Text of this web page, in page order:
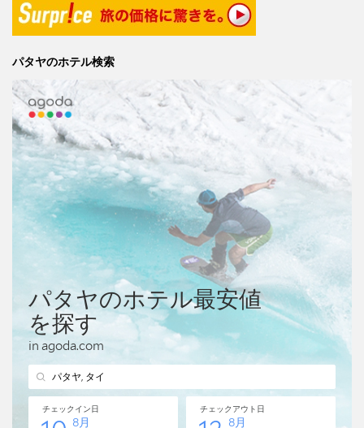
パタヤのホテル検索